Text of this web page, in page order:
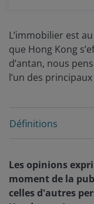
L’immobilier est
que Hong Kong
d’antan, nous
l’un des
Définitions
Les opinions
moment de la
celles d'autres